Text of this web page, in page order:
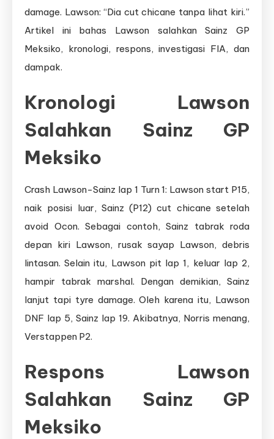
damage. Lawson: “Dia cut chicane tanpa lihat kiri.”
Artikel ini bahas Lawson salahkan Sainz GP
Meksiko, kronologi, respons, investigasi FIA, dan
dampak.
Kronologi Lawson
Salahkan Sainz GP
Meksiko
Crash Lawson-Sainz lap 1 Turn 1: Lawson start P15,
naik posisi luar, Sainz (P12) cut chicane setelah
avoid Ocon. Sebagai contoh, Sainz tabrak roda
depan kiri Lawson, rusak sayap Lawson, debris
lintasan. Selain itu, Lawson pit lap 1, keluar lap 2,
hampir tabrak marshal. Dengan demikian, Sainz
lanjut tapi tyre damage. Oleh karena itu, Lawson
DNF lap 5, Sainz lap 19. Akibatnya, Norris menang,
Verstappen P2.
Respons Lawson
Salahkan Sainz GP
Meksiko